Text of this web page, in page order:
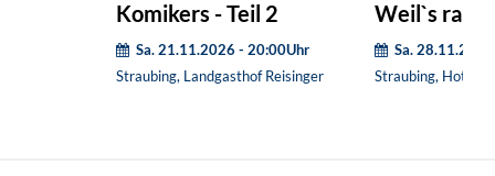
Komikers - Teil 2
Sa. 21.11.2026 - 20:00Uhr
Straubing, Landgasthof Reisinger
Weil`s raus
Sa.
Straubing, Hotel